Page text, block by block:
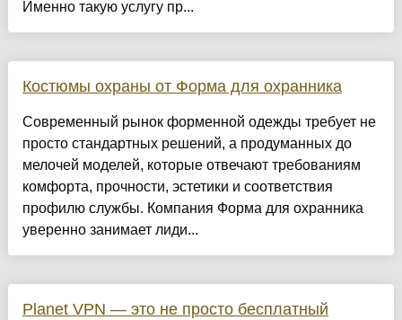
Именно такую услугу пр...
Костюмы охраны от Форма для охранника
Современный рынок форменной одежды требует не
просто стандартных решений, а продуманных до
мелочей моделей, которые отвечают требованиям
комфорта, прочности, эстетики и соответствия
профилю службы. Компания Форма для охранника
уверенно занимает лиди...
Planet VPN — это не просто бесплатный